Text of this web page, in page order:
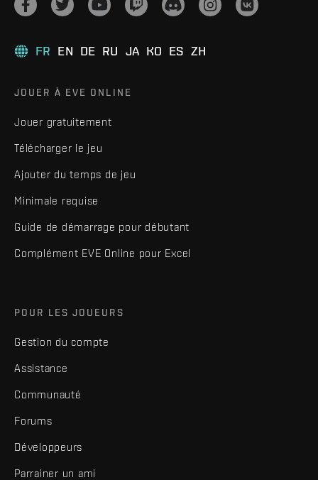
FR EN DE RU JA KO ES ZH
JOUER À EVE ONLINE
Jouer gratuitement
Télécharger le jeu
Ajouter du temps de jeu
Minimale requise
Guide de démarrage pour débutant
Complément EVE Online pour Excel
POUR LES JOUEURS
Gestion du compte
Assistance
Communauté
Forums
Développeurs
Parrainer un ami